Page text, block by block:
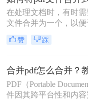
有简介。
在处理文档时，有时
文件合并为一个，以
或存储。那么如何将
起呢？本文将介绍两种
赞 踩
PDF（Portable
件因其跨平台性和内